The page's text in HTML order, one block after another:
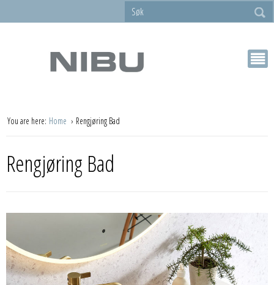
You are here: Home Rengjøring Bad
Rengjøring Bad